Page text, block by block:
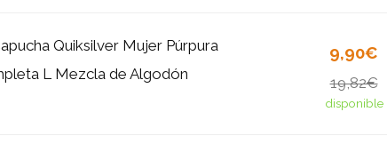
Quiksilver Mujer Púrpura
L Mezcla de Algodón
9,90€
19,82€
disponible